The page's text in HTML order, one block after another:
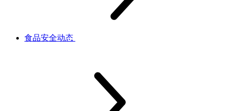
食品安全动态